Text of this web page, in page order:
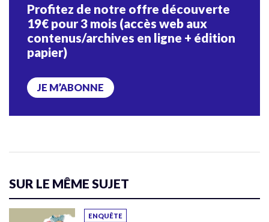
Profitez de notre offre découverte
19€ pour 3 mois (accès web aux
contenus/archives en ligne + édition
papier)
JE M’ABONNE
SUR LE MÊME SUJET
ENQUÊTE